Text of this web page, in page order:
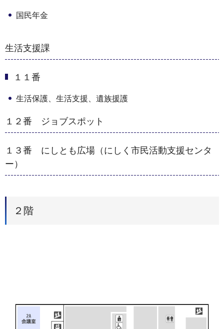
国民年金
生活支援課
１１番
生活保護、生活支援、遺族援護
１２番 ジョブスポット
１３番 にしとも広場（にしく市民活動支援センタ
ー）
２階